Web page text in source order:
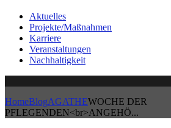
Aktuelles
Projekte/Maßnahmen
Karriere
Veranstaltungen
Nachhaltigkeit
HomeBlogAGATHEWOCHE DER
PFLEGENDEN<br>ANGEHÖ...